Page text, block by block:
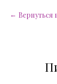
Вернуться